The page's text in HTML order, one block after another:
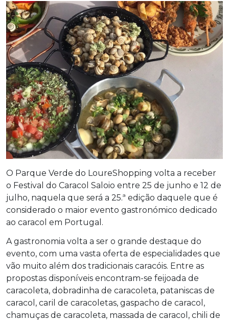
O Parque Verde do LoureShopping volta a receber
o Festival do Caracol Saloio entre 25 de junho e 12 de
julho, naquela que será a 25.ª edição daquele que é
considerado o maior evento gastronómico dedicado
ao caracol em Portugal.
A gastronomia volta a ser o grande destaque do
evento, com uma vasta oferta de especialidades que
vão muito além dos tradicionais caracóis. Entre as
propostas disponíveis encontram-se feijoada de
caracoleta, dobradinha de caracoleta, pataniscas de
caracol, caril de caracoletas, gaspacho de caracol,
chamuças de caracoleta, massada de caracol, chili de